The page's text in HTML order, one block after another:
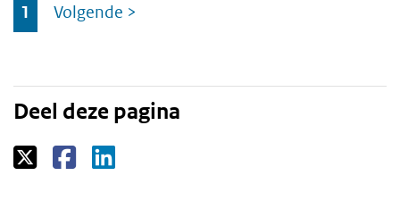
naar
1 Volgende >
Deel deze pagina